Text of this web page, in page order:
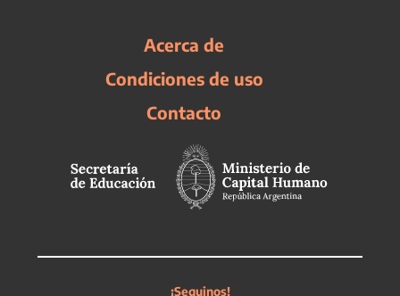
Acerca de
Condiciones de uso
Contacto
¡Seguinos!